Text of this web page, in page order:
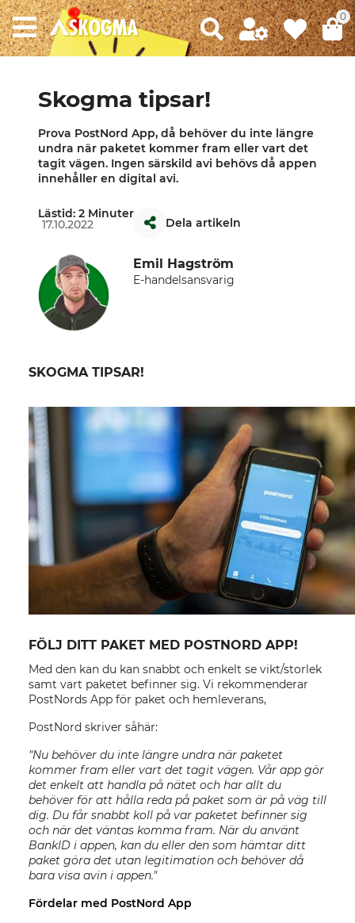
0
Skogma tipsar!
Prova PostNord App, då behöver du inte längre
undra när paketet kommer fram eller vart det
tagit vägen. Ingen särskild avi behövs då appen
innehåller en digital avi.
17.10.2022
Lästid: 2 Minuter
Dela artikeln
Emil Hagström
E-handelsansvarig
SKOGMA TIPSAR!
FÖLJ DITT PAKET MED POSTNORD APP!
Med den kan du kan snabbt och enkelt se vikt/storlek
samt vart paketet befinner sig. Vi rekommenderar
PostNords App för paket och hemleverans,
PostNord skriver såhär:
"Nu behöver du inte längre undra när paketet
kommer fram eller vart det tagit vägen. Vår app gör
det enkelt att handla på nätet och har allt du
behöver för att hålla reda på paket som är på väg till
dig. Du får snabbt koll på var paketet befinner sig
och när det väntas komma fram. När du använt
BankID i appen, kan du eller den som hämtar ditt
paket göra det utan legitimation och behöver då
bara visa avin i appen."
Fördelar med PostNord App